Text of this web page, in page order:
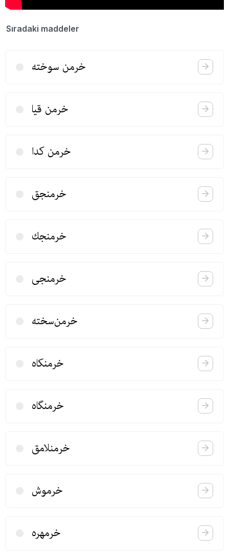
Sıradaki maddeler
خرمن سوخته
خرمن قیا
خرمن كدا
خرمنجق
خرمنجك
خرمنجی
خرمن‌سخته
خرمنكاه
خرمنگاه
خرمنلامق
خرموش
خرمهره